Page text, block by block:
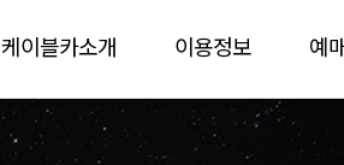
케이블카소개 이용정보 예